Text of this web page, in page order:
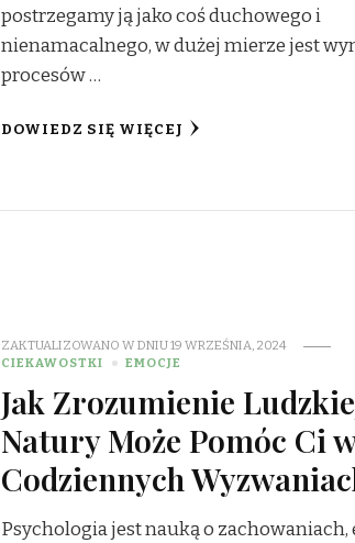
postrzegamy ją jako coś duchowego i
nienamacalnego, w dużej mierze jest
procesów …
DOWIEDZ SIĘ WIĘCEJ
ZAKTUALIZOWANO W DNIU19 WRZEŚNIA, 2024
CIEKAWOSTKI
EMOCJE
Jak Zrozumienie
Natury Może Pomóc Ci
Codziennych
Psychologia jest nauką o